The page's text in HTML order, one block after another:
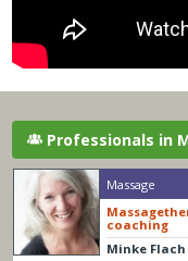
Professionals in
Massage
coaching
Minke